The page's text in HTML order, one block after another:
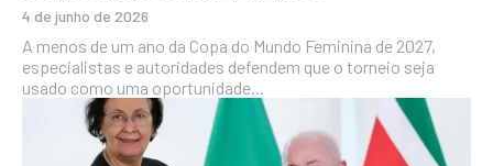
4 de junho de 2026
A menos de um ano da Copa do Mundo Feminina de 2027,
especialistas e autoridades defendem que o torneio seja
usado como uma oportunidade...